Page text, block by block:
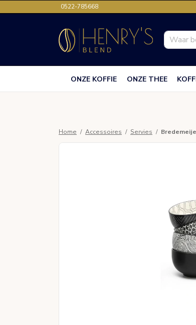
0522-785668
ONZE KOFFIE ONZE THEE
Home Accessoires Servies